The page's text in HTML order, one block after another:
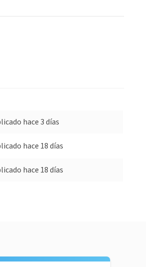
hace 3 días
hace 18 días
hace 18 días